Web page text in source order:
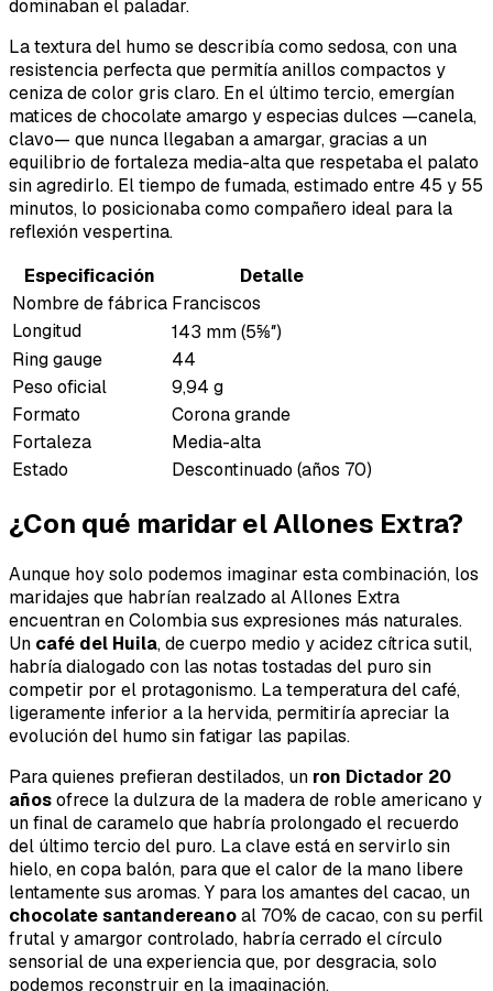
dominaban el paladar.
La textura del humo se describía como sedosa, con una
resistencia perfecta que permitía anillos compactos y
ceniza de color gris claro. En el último tercio, emergían
matices de chocolate amargo y especias dulces —canela,
clavo— que nunca llegaban a amargar, gracias a un
equilibrio de fortaleza media-alta que respetaba el palato
sin agredirlo. El tiempo de fumada, estimado entre 45 y 55
minutos, lo posicionaba como compañero ideal para la
reflexión vespertina.
Especificación
Detalle
Nombre de fábrica Franciscos
Longitud
143 mm (5⅝″)
Ring gauge
44
Peso oficial
9,94 g
Formato
Corona grande
Fortaleza
Media-alta
Estado
Descontinuado (años 70)
¿Con qué maridar el Allones Extra?
Aunque hoy solo podemos imaginar esta combinación, los
maridajes que habrían realzado al Allones Extra
encuentran en Colombia sus expresiones más naturales.
Un café del Huila, de cuerpo medio y acidez cítrica sutil,
habría dialogado con las notas tostadas del puro sin
competir por el protagonismo. La temperatura del café,
ligeramente inferior a la hervida, permitiría apreciar la
evolución del humo sin fatigar las papilas.
Para quienes prefieran destilados, un ron Dictador 20
añosofrece la dulzura de la madera de roble americano y
un final de caramelo que habría prolongado el recuerdo
del último tercio del puro. La clave está en servirlo sin
hielo, en copa balón, para que el calor de la mano libere
lentamente sus aromas. Y para los amantes del cacao, un
chocolate santandereanoal 70% de cacao, con su perfil
frutal y amargor controlado, habría cerrado el círculo
sensorial de una experiencia que, por desgracia, solo
podemos reconstruir en la imaginación.